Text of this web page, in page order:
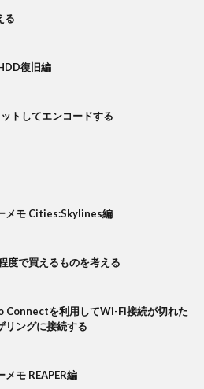
る
復旧編
トしてエンコードする
メモ Cities:Skylines編
度で買えるものを考える
を利用してWi-Fi接続が切れた
ングに接続する
モ REAPER編